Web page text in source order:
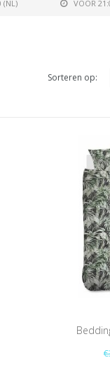
(NL) VOOR
Sorteren op: